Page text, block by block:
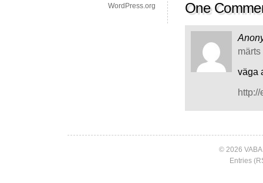
One
väga
WordPress.org
© 2026
Entries